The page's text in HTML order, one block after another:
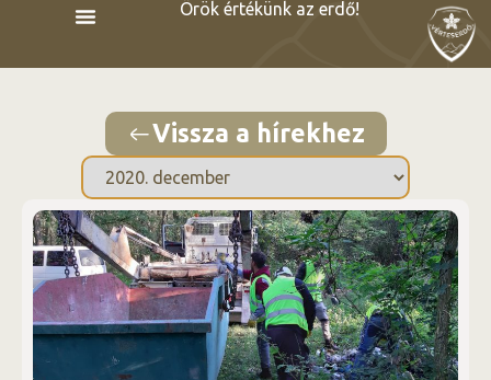
Örök értékünk az erdő!
Vissza a hírekhez